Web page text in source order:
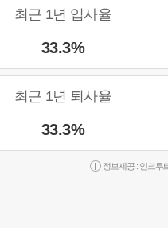
최근 1년 입사율
33.3%
최근 1년 퇴사율
33.3%
정보제공 : 인크루